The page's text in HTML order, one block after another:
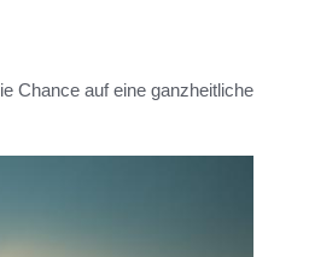
Chance auf eine ganzheitliche